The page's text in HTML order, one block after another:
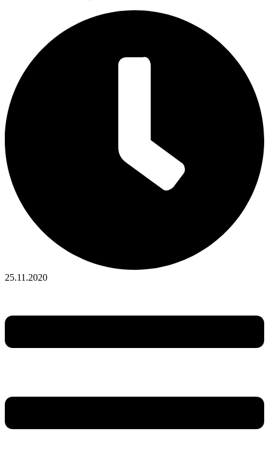
25.11.2020